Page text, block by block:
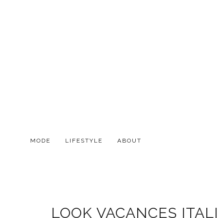
MODE LIFESTYLE ABOUT
LOOK VACANCES